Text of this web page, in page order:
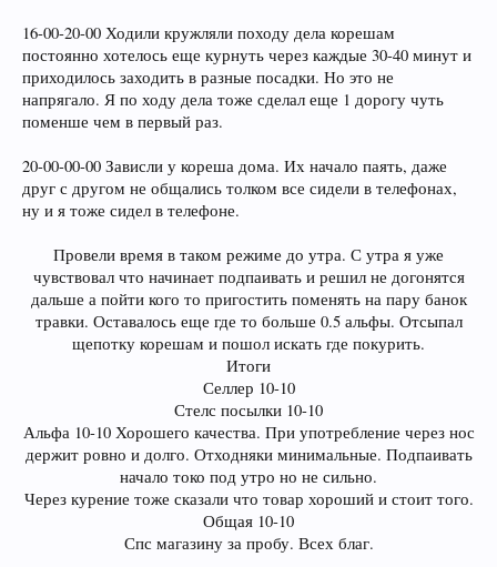
16-00-20-00 Ходили кружляли походу дела корешам
постоянно хотелось еще курнуть через каждые 30-40 минут и
приходилось заходить в разные посадки. Но это не
напрягало. Я по ходу дела тоже сделал еще 1 дорогу чуть
поменше чем в первый раз.
20-00-00-00 Зависли у кореша дома. Их начало паять, даже
друг с другом не общались толком все сидели в телефонах,
ну и я тоже сидел в телефоне.
Провели время в таком режиме до утра. С утра я уже
чувствовал что начинает подпаивать и решил не догонятся
дальше а пойти кого то пригостить поменять на пару банок
травки. Оставалось еще где то больше 0.5 альфы. Отсыпал
щепотку корешам и пошол искать где покурить.
Итоги
Селлер 10-10
Стелс посылки 10-10
Альфа 10-10 Хорошего качества. При употребление через нос
держит ровно и долго. Отходняки минимальные. Подпаивать
начало токо под утро но не сильно.
Через курение тоже сказали что товар хороший и стоит того.
Общая 10-10
Спс магазину за пробу. Всех благ.​